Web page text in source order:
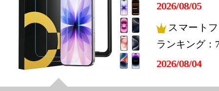
2026/08/05
スマート
ランキング：
2026/08/04
スマート